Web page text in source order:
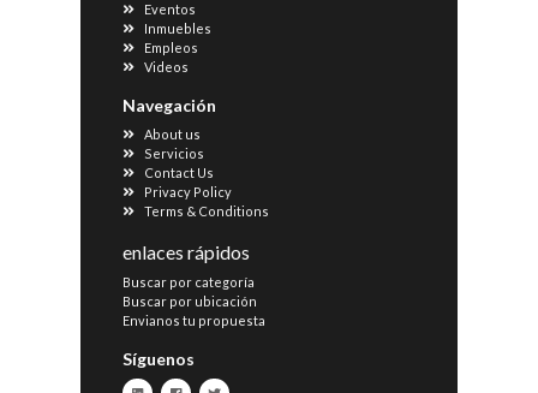
Eventos
Inmuebles
Empleos
Videos
Navegación
About us
Servicios
Contact Us
Privacy Policy
Terms & Conditions
enlaces rápidos
Buscar por categoría
Buscar por ubicación
Envianos tu propuesta
Síguenos